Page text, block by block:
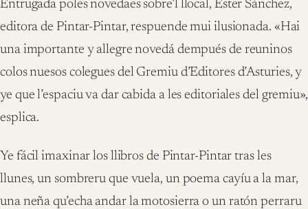
Entrugada poles novedaes sobre’l llocal, Ester Sánchez,
editora de Pintar-Pintar, respuende mui ilusionada. «Hai
una importante y allegre novedá dempués de reuninos
colos nuesos colegues del Gremiu d’Editores d’Asturies, y
ye que l’espaciu va dar cabida a les editoriales del gremiu»,
esplica.
Ye fácil imaxinar los llibros de Pintar-Pintar tras les
llunes, un sombreru que vuela, un poema cayíu a la mar,
una neña qu’echa andar la motosierra o un ratón perraru